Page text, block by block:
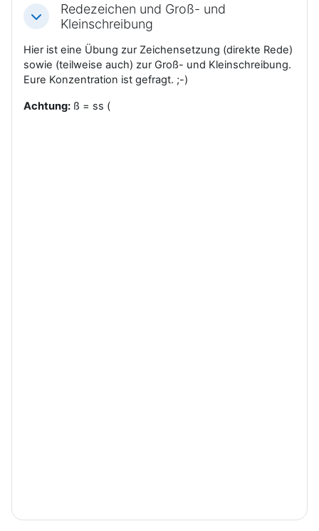
Einklappen
Redezeichen und Groß- und
Kleinschreibung
Hier ist eine Übung zur Zeichensetzung (direkte Rede)
sowie (teilweise auch) zur Groß- und Kleinschreibung.
Eure Konzentration ist gefragt. ;-)
Achtung: ß = ss (